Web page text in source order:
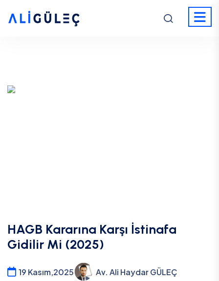
HAGB Kararına Karşı İstinafa
Gidilir Mi (2025)
19 Kasım,2025
Av. Ali Haydar GÜLEÇ